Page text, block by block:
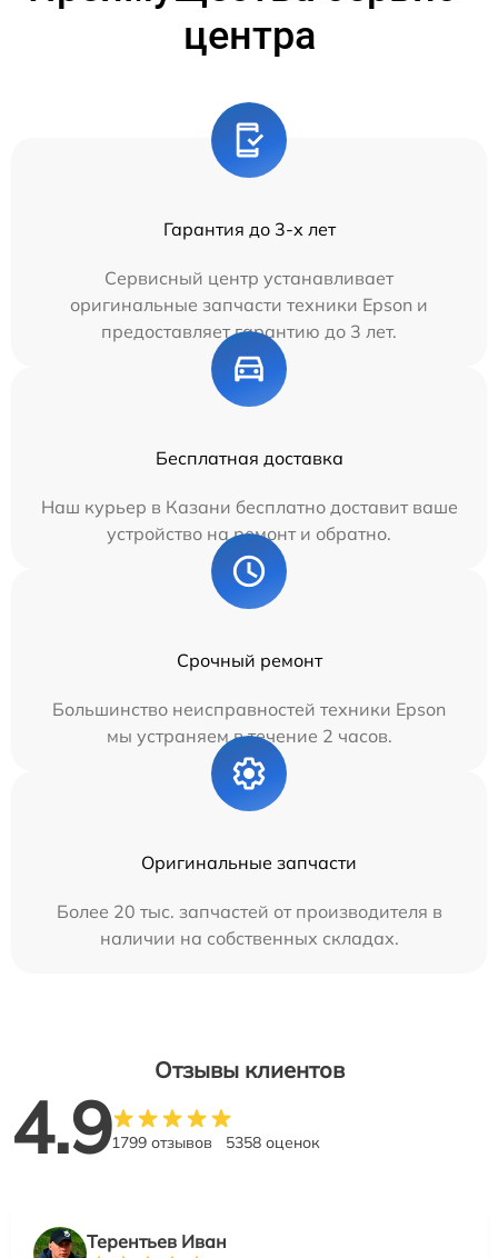
центра
Гарантия до 3-х лет
Сервисный центр устанавливает
оригинальные запчасти техники Epson и
предоставляет гарантию до 3 лет.
Бесплатная доставка
Наш курьер в Казани бесплатно доставит ваше
устройство на ремонт и обратно.
Срочный ремонт
Большинство неисправностей техники Epson
мы устраняем в течение 2 часов.
Оригинальные запчасти
Более 20 тыс. запчастей от производителя в
наличии на собственных складах.
Отзывы клиентов
4.91799 отзывов 5358 оценок
Терентьев Иван